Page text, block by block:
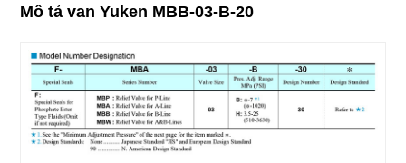
Mô tả van Yuken MBB-03-B-20